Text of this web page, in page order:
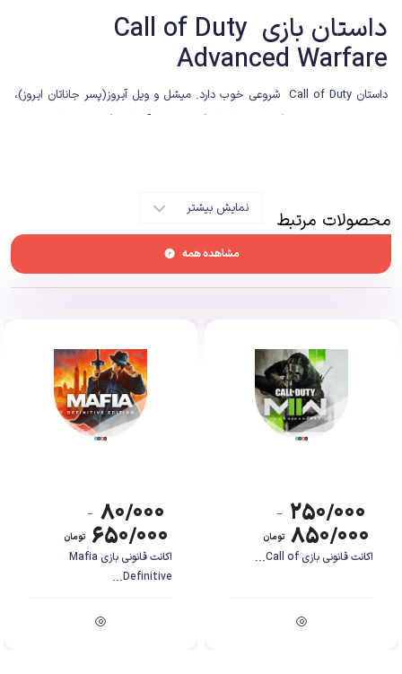
داستان بازی Call of Duty
Advanced Warfare
داستان Call of Duty شروعی خوب دارد. میشل و ویل آیروز(پسر جاناتان ایروز)،
دو دوست صمیمی با فرماندهی کارمک(از نیروهای آمریکایی) وارد سئول، پایتخت
کمی بعد در میان‌پرده‌ها، متوجه می‌شوید که پدر ویل آیروز,جاناتان آیروز (با بازی
کوین اسپیسی) مرد قدرتمند و رییس شرکت خصوصی و نظامی اطلس(Atlas)
معرفی می‌شوند.همه چیز سرجای خودش مرتب شده است. یک ضدقهرمان که
قرار است در ادامه‌ی بازی بیشتر پرداخت شود، جاناتان آیرونز به همراه اطلس که
می‌فهمیم که نیروهای اطلس که قبلا تنها نقشی حمایت کننده داشتند اکنون دراثر
نمایش بیشتر محصولات مرتبط
مشاهده همه
۲۵۰/۰۰۰ –
۸۵۰/۰۰۰ تومان
اکانت قانونی بازی Call of...
۸۰/۰۰۰ –
۶۵۰/۰۰۰ تومان
اکانت قانونی بازی Mafia
Definitive...